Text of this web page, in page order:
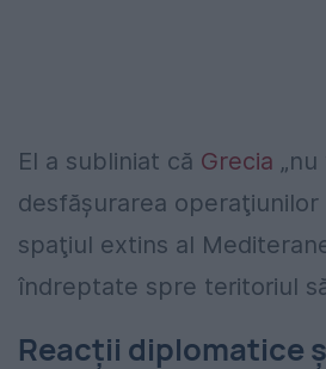
El a subliniat că Grecia
desfăşurarea operaţiunilor
spaţiul extins al
îndreptate spre teritoriul
Reacţii diplomatice